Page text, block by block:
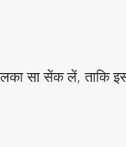
सा सेंक लें, ताकि